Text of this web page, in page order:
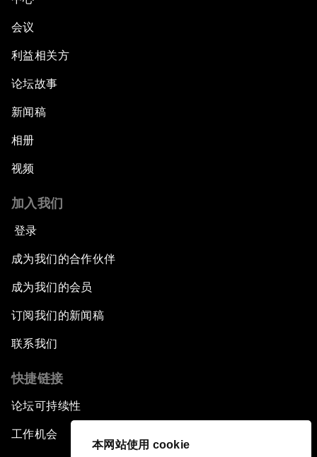
本网站使用 cookie
会议
利益相关方
论坛故事
新闻稿
相册
视频
加入我们
登录
成为我们的合作伙伴
成为我们的会员
订阅我们的新闻稿
联系我们
快捷链接
论坛可持续性
工作机会